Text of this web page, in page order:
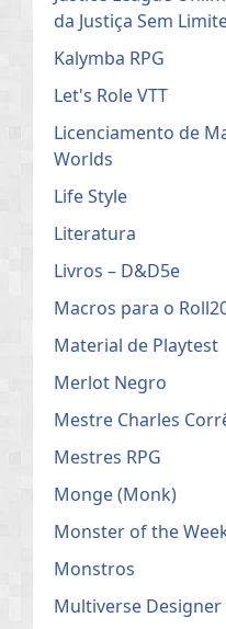
da Justiça Sem
Kalymba RPG
Let's Role VTT
Licenciamento de
Worlds
Life Style
Literatura
Livros – D&D5e
Macros para o
Material de Playtest
Merlot Negro
Mestre Charles
Mestres RPG
Monge (Monk)
Monster of the
Monstros
Multiverse Designer